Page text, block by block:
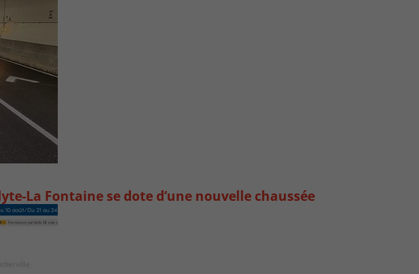
La Fontaine se dote d’une nouvelle chaussée